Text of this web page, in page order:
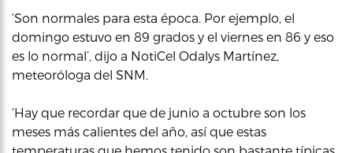
‘Son normales para esta época. Por ejemplo, el
domingo estuvo en 89 grados y el viernes en 86 y eso
es lo normal’, dijo a NotiCel Odalys Martínez,
meteoróloga del SNM.
‘Hay que recordar que de junio a octubre son los
meses más calientes del año, así que estas